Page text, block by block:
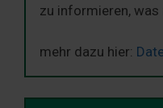
zu informieren,
mehr dazu hier: